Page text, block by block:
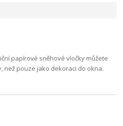
papírové sněhové vločky můžete
než pouze jako dekoraci do okna.